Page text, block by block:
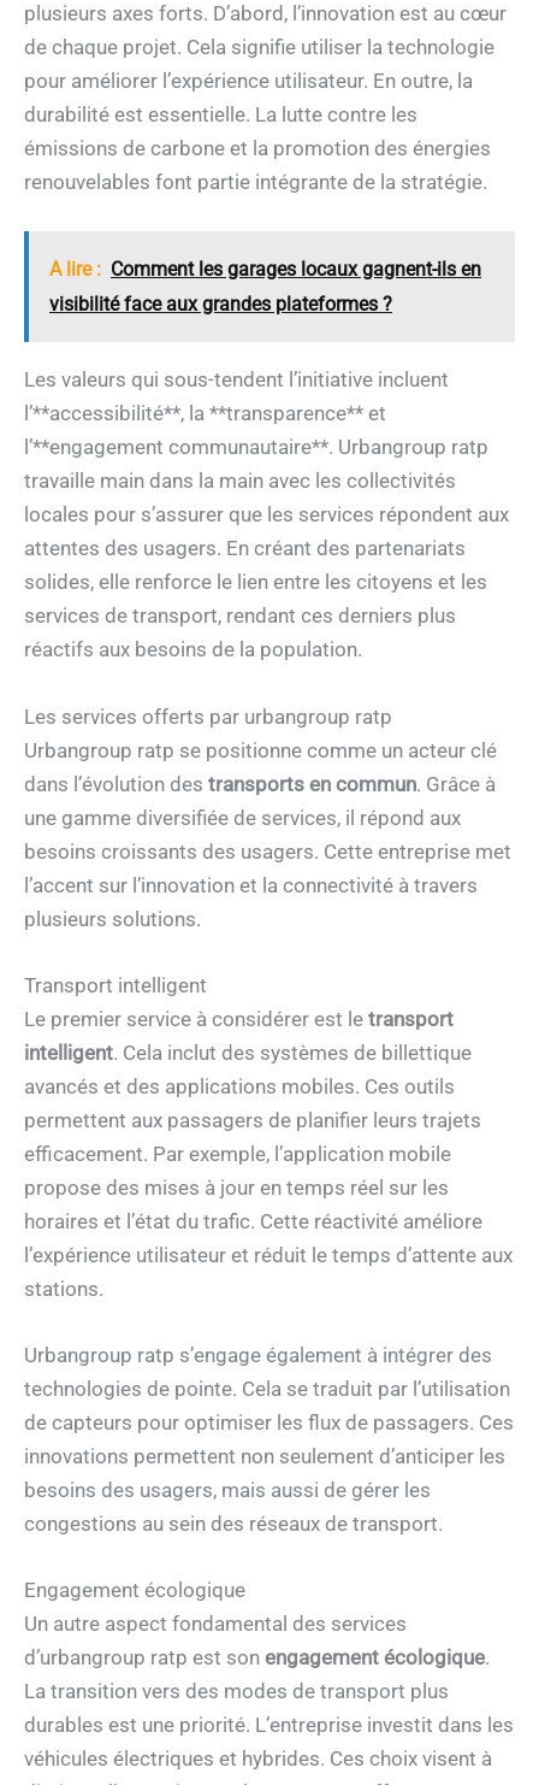
plusieurs axes forts. D’abord, l’innovation est au cœur
de chaque projet. Cela signifie utiliser la technologie
pour améliorer l’expérience utilisateur. En outre, la
durabilité est essentielle. La lutte contre les
émissions de carbone et la promotion des énergies
renouvelables font partie intégrante de la stratégie.
A lire : Comment les garages locaux gagnent-ils en
visibilité face aux grandes plateformes ?
Les valeurs qui sous-tendent l’initiative incluent
l’**accessibilité**, la **transparence** et
l’**engagement communautaire**. Urbangroup ratp
travaille main dans la main avec les collectivités
locales pour s’assurer que les services répondent aux
attentes des usagers. En créant des partenariats
solides, elle renforce le lien entre les citoyens et les
services de transport, rendant ces derniers plus
réactifs aux besoins de la population.
Les services offerts par urbangroup ratp
Urbangroup ratp se positionne comme un acteur clé
dans l’évolution des transports en commun. Grâce à
une gamme diversifiée de services, il répond aux
besoins croissants des usagers. Cette entreprise met
l’accent sur l’innovation et la connectivité à travers
plusieurs solutions.
Transport intelligent
Le premier service à considérer est le transport
intelligent. Cela inclut des systèmes de billettique
avancés et des applications mobiles. Ces outils
permettent aux passagers de planifier leurs trajets
efficacement. Par exemple, l’application mobile
propose des mises à jour en temps réel sur les
horaires et l’état du trafic. Cette réactivité améliore
l’expérience utilisateur et réduit le temps d’attente aux
stations.
Urbangroup ratp s’engage également à intégrer des
technologies de pointe. Cela se traduit par l’utilisation
de capteurs pour optimiser les flux de passagers. Ces
innovations permettent non seulement d’anticiper les
besoins des usagers, mais aussi de gérer les
congestions au sein des réseaux de transport.
Engagement écologique
Un autre aspect fondamental des services
d’urbangroup ratp est son engagement écologique.
La transition vers des modes de transport plus
durables est une priorité. L’entreprise investit dans les
véhicules électriques et hybrides. Ces choix visent à